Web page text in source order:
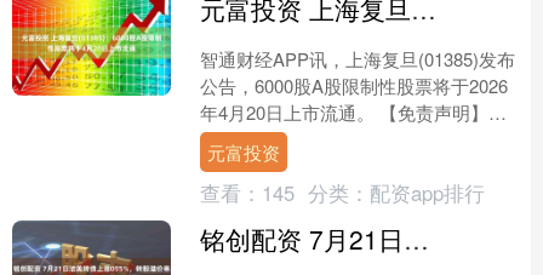
元富投资 上海复旦(01385)：6000股A股限制性股票将于4月20日上市流通
智通财经APP讯，上海复旦(01385)发布
公告，6000股A股限制性股票将于2026
年4月20日上市流通。 【免责声明】本
文仅代表作者本人观点，与和讯网无
关。....
元富投资
查看： 145 分类： 配资app排行
铭创配资 7月21日洁美转债上涨055%，转股溢价率5604%